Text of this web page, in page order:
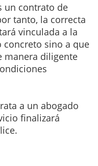
un contrato de
tanto, la correcta
vinculada a la
concreto sino a que
manera diligente
a un abogado
finalizará